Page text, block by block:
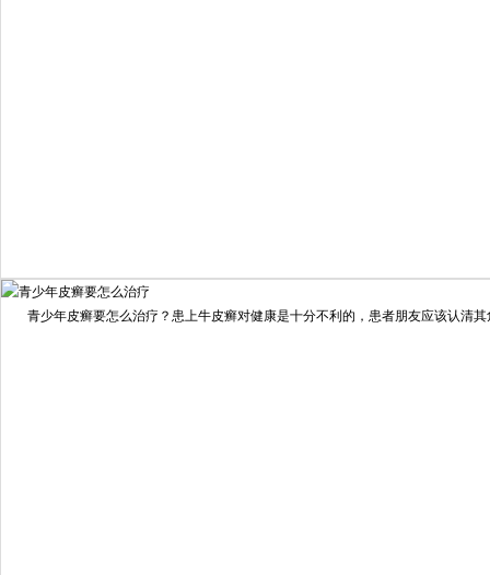
我要咨询我要预约
擅长：住院部主任 【个人简介】 肖建华，成都银康银屑病...
青少年皮癣要怎么治疗？患上牛皮癣对健康是十分不利的，患者朋友应该认清其